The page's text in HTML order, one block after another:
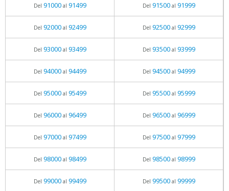
Del 91000al 91499 Del 91500al 91999
Del 92000al 92499 Del 92500al 92999
Del 93000al 93499 Del 93500al 93999
Del 94000al 94499 Del 94500al 94999
Del 95000al 95499 Del 95500al 95999
Del 96000al 96499 Del 96500al 96999
Del 97000al 97499 Del 97500al 97999
Del 98000al 98499 Del 98500al 98999
Del 99000al 99499 Del 99500al 99999